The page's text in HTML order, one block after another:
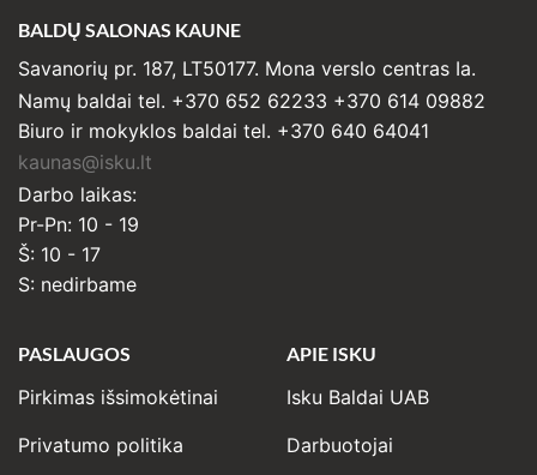
BALDŲ SALONAS KAUNE
Savanorių pr. 187, LT50177. Mona verslo centras Ia.
Namų baldai tel. +370 652 62233 +370 614 09882
Biuro ir mokyklos baldai tel. +370 640 64041
kaunas@isku.lt
Darbo laikas:
Pr-Pn: 10 - 19
Š: 10 - 17
S: nedirbame
PASLAUGOS
Pirkimas išsimokėtinai
Privatumo politika
APIE ISKU
Isku Baldai UAB
Darbuotojai